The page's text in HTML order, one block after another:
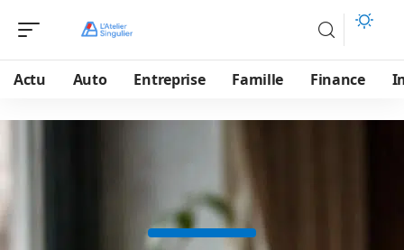
Actu Auto Entreprise Famille Finance